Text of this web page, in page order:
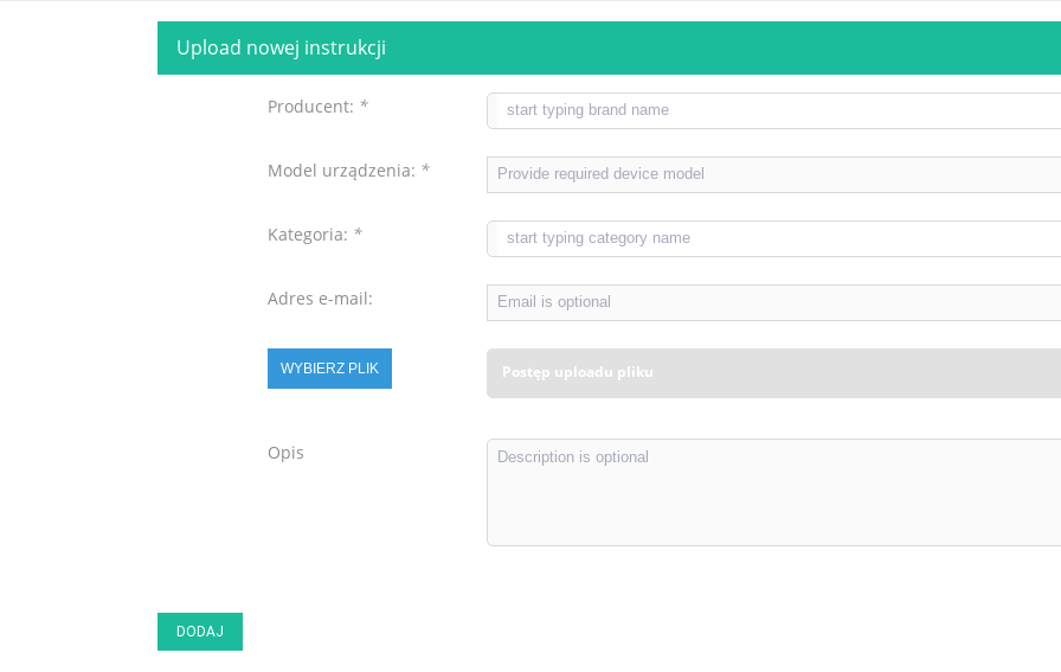
Upload nowej instrukcji
Producent: *
Model urządzenia: *
Kategoria: *
Adres e-mail:
WYBIERZ PLIK Postęp uploadu pliku
Opis
DODAJ